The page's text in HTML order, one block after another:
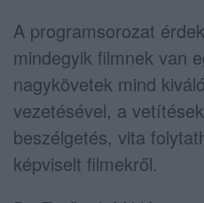
A programsorozat
mindegyik filmnek van
nagykövetek mind
vezetésével, a
beszélgetés, vita
képviselt filmekről.